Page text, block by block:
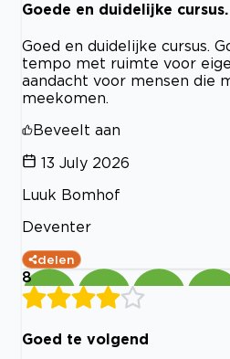
Goede en duidelijke cursus.
Goed en duidelijke cursus.
tempo met ruimte voor
aandacht voor mensen die
meekomen.
Beveelt aan
13 July 2026
Luuk Bomhof
Deventer
delen
8
Goed te volgend